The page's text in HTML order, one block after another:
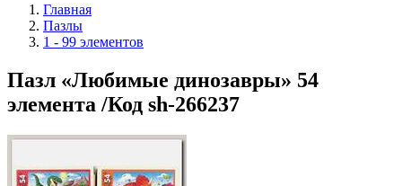
Главная
Пазлы
1 - 99 элементов
Пазл «Любимые динозавры» 54
элемента /Код sh-266237